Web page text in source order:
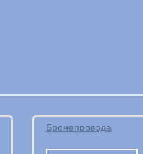
Бронепровода